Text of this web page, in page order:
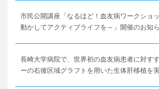
市民公開講座「なるほど！血友病ワークショ
動かしてアクティブライフを～」開催のお知
長崎大学病院で、世界初の血友病患者に対す
ーの右後区域グラフトを用いた生体肝移植を